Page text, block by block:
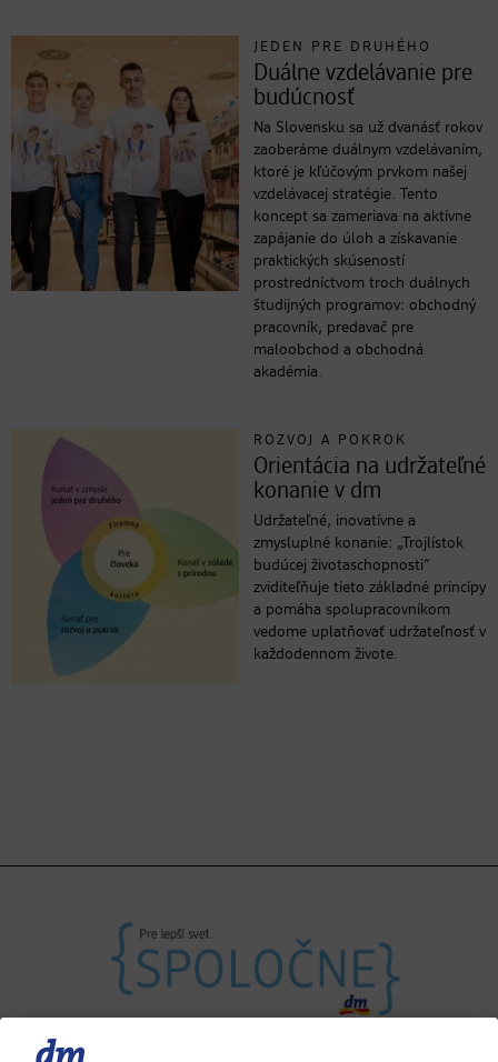
JEDEN PRE DRUHÉHO
Duálne vzdelávanie pre
budúcnosť
Na Slovensku sa už dvanásť rokov
zaoberáme duálnym vzdelávaním,
ktoré je kľúčovým prvkom našej
vzdelávacej stratégie. Tento
koncept sa zameriava na aktívne
zapájanie do úloh a získavanie
praktických skúseností
prostredníctvom troch duálnych
študijných programov: obchodný
pracovník, predavač pre
maloobchod a obchodná
akadémia.
ROZVOJ A POKROK
Orientácia na udržateľné
konanie v dm
Udržateľné, inovatívne a
zmysluplné konanie: „Trojlístok
budúcej životaschopnosti“
zviditeľňuje tieto základné princípy
a pomáha spolupracovníkom
vedome uplatňovať udržateľnosť v
každodennom živote.